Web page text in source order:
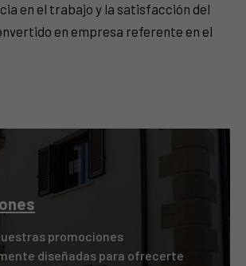
en el trabajo y la satisfacción del
en empresa referente en el
promociones
diseñadas para ofrecerte